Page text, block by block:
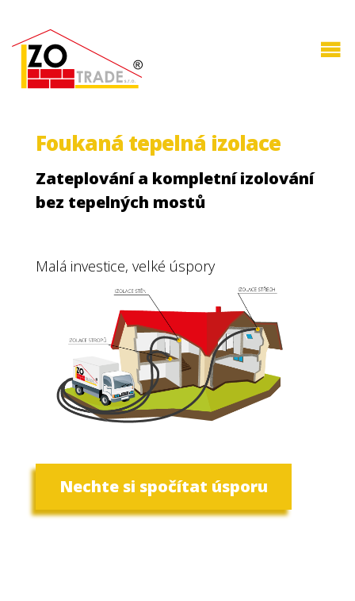
Foukaná tepelná izolace
Zateplování a kompletní izolování
bez tepelných mostů
Malá investice, velké úspory
Nechte si spočítat úsporu